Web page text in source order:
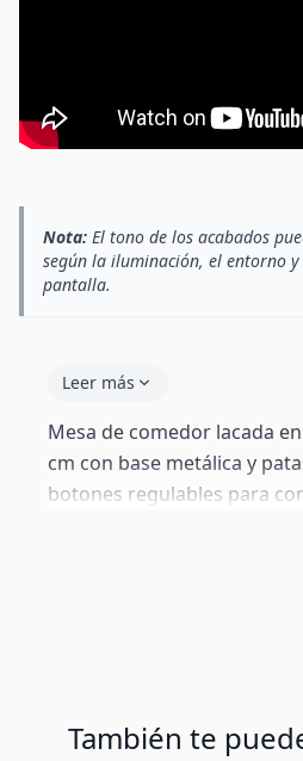
Nota: El tono de los acabados
según la iluminación, el entorno y
pantalla.
Leer más
Mesa de comedor lacada
cm con base metálica y
botones regulables para
También te